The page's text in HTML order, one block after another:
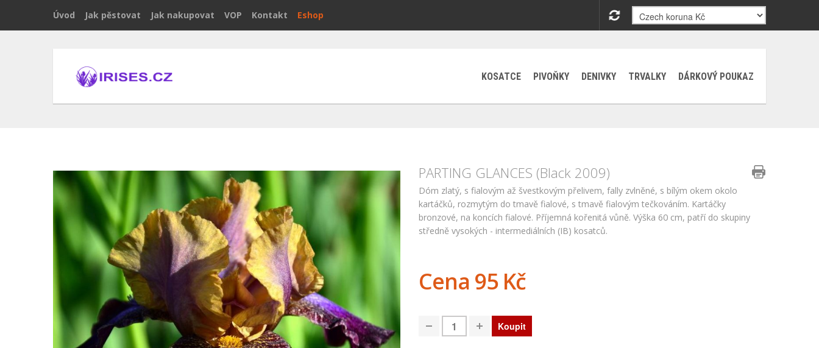
Úvod Jak pěstovat Jak nakupovat VOP Kontakt Eshop
KOSATCE PIVOŇKY DENIVKY TRVALKY DÁRKOVÝ POUKAZ
PARTING GLANCES (Black 2009)
Dóm zlatý, s fialovým až švestkovým přelivem, fally zvlněné, s bílým okem okolo
kartáčků, rozmytým do tmavě fialové, s tmavě fialovým tečkováním. Kartáčky
bronzové, na koncích fialové. Příjemná kořenitá vůně. Výška 60 cm, patří do skupiny
středně vysokých - intermediálních (IB) kosatců.
Cena 95 Kč